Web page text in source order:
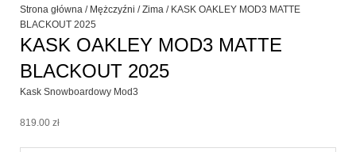
Strona główna / Mężczyźni /Zima / KASK OAKLEY MOD3 MATTE
BLACKOUT 2025
KASK OAKLEY MOD3 MATTE
BLACKOUT 2025
Kask Snowboardowy Mod3
819.00 zł